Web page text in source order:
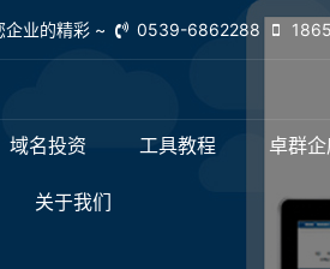
企业的精彩 ~ 0539-6862288
域名投资 工具教程 卓群
关于我们